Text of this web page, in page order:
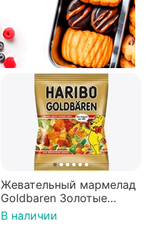
Жевательный мармелад
Goldbaren Золотые
мишки 100г, Германия
В наличии